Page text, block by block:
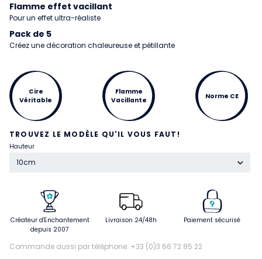
Flamme effet vacillant
Pour un effet ultra-réaliste
Pack de 5
Créez une décoration chaleureuse et pétillante
TROUVEZ LE MODÈLE QU'IL VOUS FAUT!
Hauteur
10cm
Cire
Véritable
Flamme
Vacillante
Norme CE
Créateur d'Enchantement
depuis 2007
Livraison 24/48h Paiement sécurisé
Commande aussi par téléphone: +33 (0)3 66 72 85 22